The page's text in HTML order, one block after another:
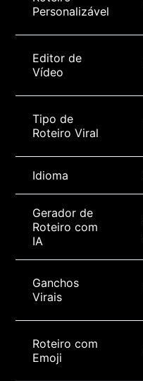
Personalizável
Editor de
Vídeo
Tipo de
Roteiro Viral
Idioma
Gerador de
Roteiro com
IA
Ganchos
Virais
Roteiro com
Emoji